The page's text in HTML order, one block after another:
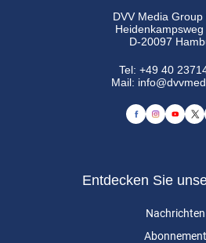
DVV Media Group
D-20097
Tel:+49 40
Mail:
Entdecken Sie
Nachrichten
Abonnement